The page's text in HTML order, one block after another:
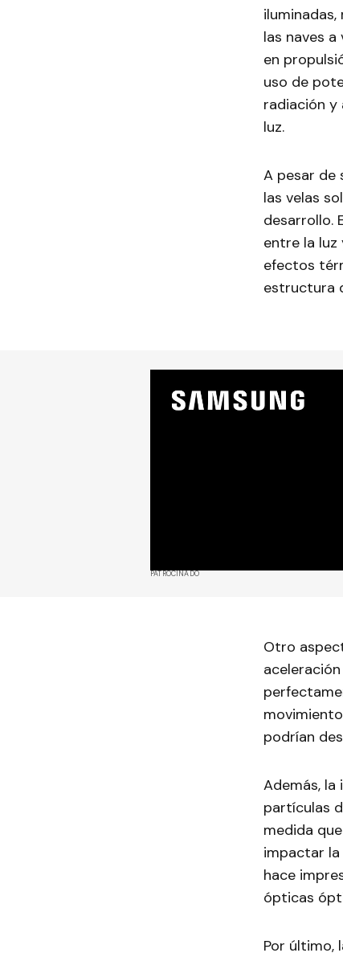
las naves
en
uso de
radiación y
luz.
A pesar de
las velas
desarrollo.
entre la
efectos
estructura
PATROCINADO
Otro
podrían
Además,
partículas
medida
impactar la
hace
ópticas
Por último,